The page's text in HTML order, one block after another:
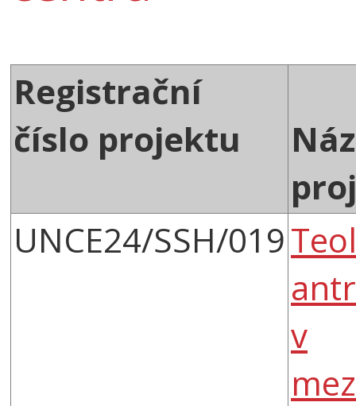
Registrační
číslo projektu
UNCE24/SSH/019
v